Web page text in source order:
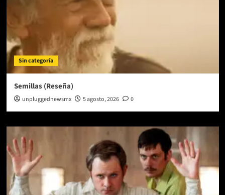
Sin categoría
Semillas (Reseña)
unpluggednewsmx 5 agosto, 2026 0